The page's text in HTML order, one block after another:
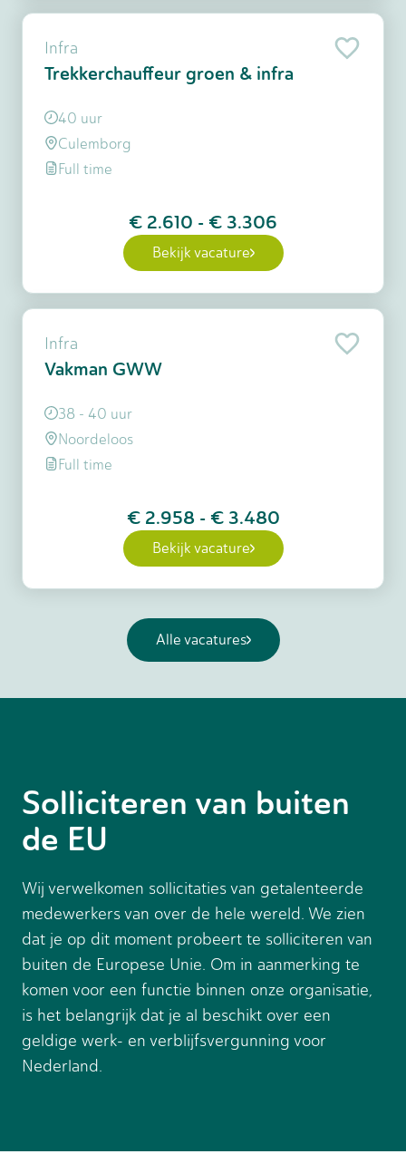
Infra
Trekkerchauffeur groen & infra
40 uur
Culemborg
Full time
€ 2.610 - € 3.306
Bekijk vacature
Infra
Vakman GWW
38 - 40 uur
Noordeloos
Full time
€ 2.958 - € 3.480
Bekijk vacature
Alle vacatures
Solliciteren van buiten
de EU
Wij verwelkomen sollicitaties van getalenteerde
medewerkers van over de hele wereld. We zien
dat je op dit moment probeert te solliciteren van
buiten de Europese Unie. Om in aanmerking te
komen voor een functie binnen onze organisatie,
is het belangrijk dat je al beschikt over een
geldige werk- en verblijfsvergunning voor
Nederland.